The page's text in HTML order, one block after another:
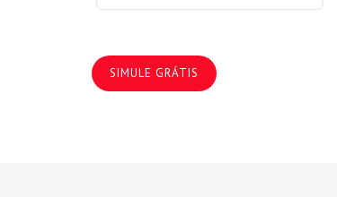
SIMULE GRÁTIS